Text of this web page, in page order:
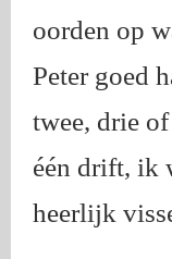
oorden op
Peter goed
twee, drie
één drift, ik
heerlijk